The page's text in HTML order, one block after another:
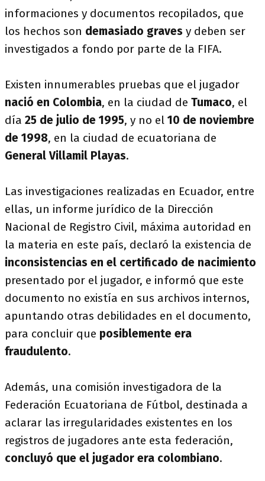
informaciones y documentos recopilados, que
los hechos son demasiado graves y deben ser
investigados a fondo por parte de la FIFA.
Existen innumerables pruebas que el jugador
nació en Colombia, en la ciudad de Tumaco, el
día 25 de julio de 1995, y no el 10 de noviembre
de 1998, en la ciudad de ecuatoriana de
General Villamil Playas.
Las investigaciones realizadas en Ecuador, entre
ellas, un informe jurídico de la Dirección
Nacional de Registro Civil, máxima autoridad en
la materia en este país, declaró la existencia de
inconsistencias en el certificado de nacimiento
presentado por el jugador, e informó que este
documento no existía en sus archivos internos,
apuntando otras debilidades en el documento,
para concluir que posiblemente era
fraudulento.
Además, una comisión investigadora de la
Federación Ecuatoriana de Fútbol, destinada a
aclarar las irregularidades existentes en los
registros de jugadores ante esta federación,
concluyó que el jugador era colombiano.